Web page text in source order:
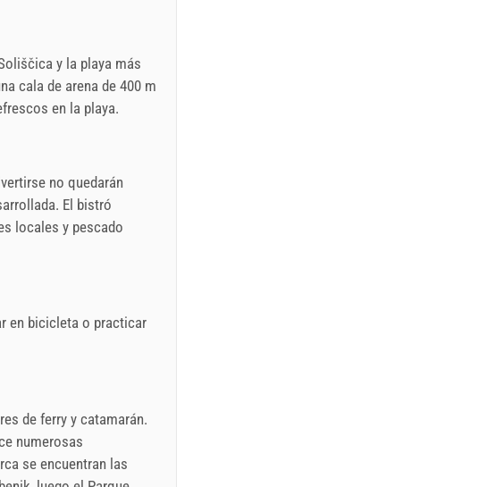
y la playa más
cala de arena de 400 m
en la playa.
no quedarán
El bistró
locales y pescado
en bicicleta o practicar
de ferry y catamarán.
numerosas
se encuentran las